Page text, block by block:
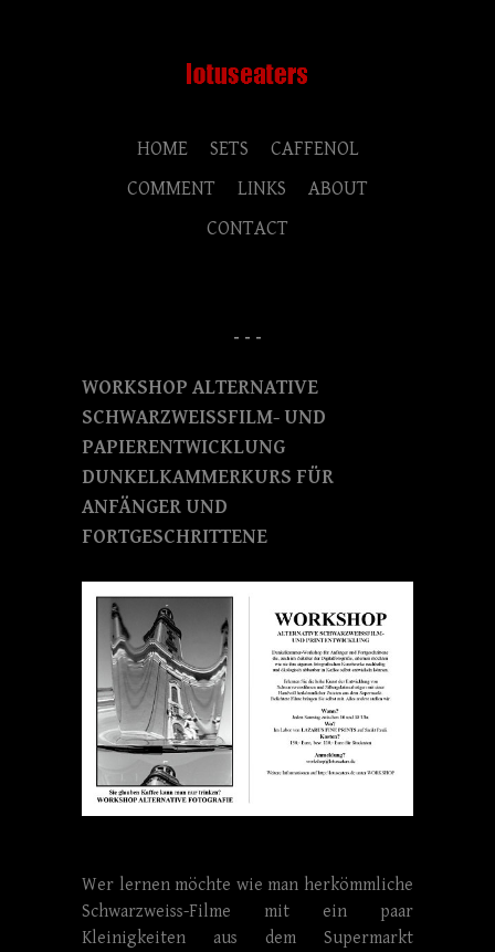
HOME SETS
CAFFENOL
COMMENT
LINKS
ABOUT
CONTACT
- - -
WORKSHOP ALTERNATIVE
SCHWARZWEISSFILM- UND
PAPIERENTWICKLUNG
DUNKELKAMMERKURS FÜR
ANFÄNGER UND
FORTGESCHRITTENE
Wer lernen möchte wie man herkömmliche
Schwarzweiss-Filme mit ein paar
Kleinigkeiten aus dem Supermarkt